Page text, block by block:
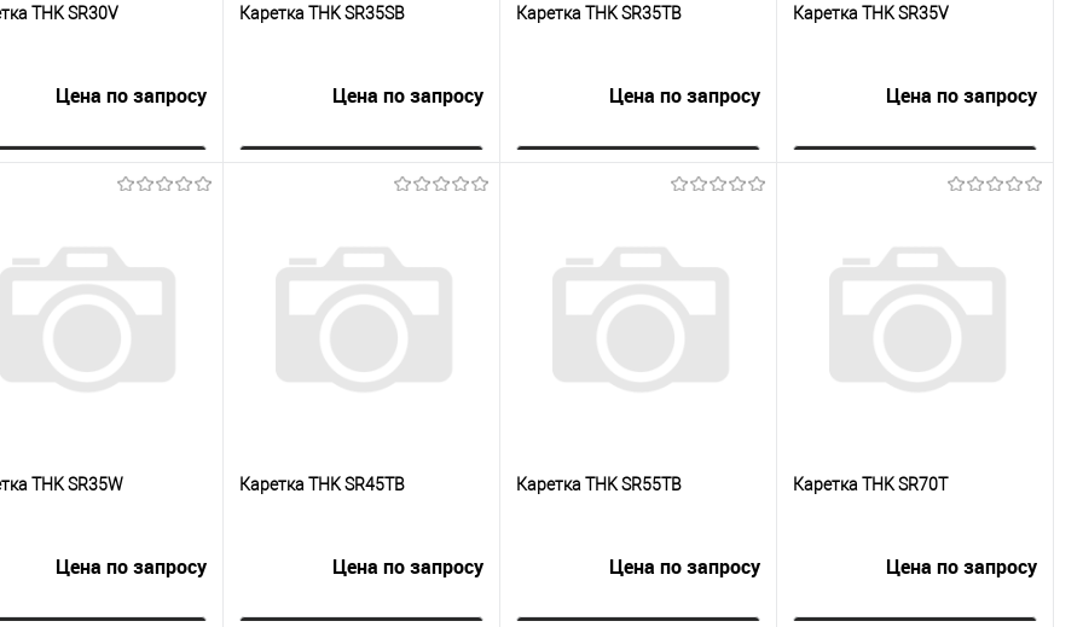
THK SR30V
Цена по запросу
Запросить цену
Купить в 1
сравнению
В избранное
Под заказ
Каретка THK SR35SB
Цена по запросу
Запросить цену
Купить в 1
сравнению
В избранное
Под заказ
Каретка THK SR35TB
Цена по запросу
Запросить цену
Купить в 1
сравнению
В избранное
Под заказ
Каретка THK SR35V
Цена по запросу
Запросить цену
Купить в 1
сравнению
В избранное
Под заказ
THK SR35W
Цена по запросу
Каретка THK SR45TB
Цена по запросу
Каретка THK SR55TB
Цена по запросу
Каретка THK SR70T
Цена по запросу